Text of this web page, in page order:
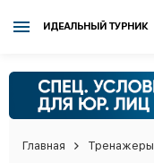
ИДЕАЛЬНЫЙ ТУРНИК
Главная Тренажеры